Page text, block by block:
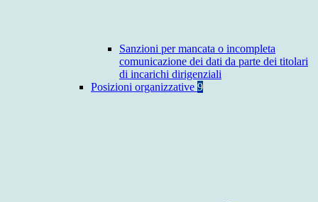
Sanzioni per mancata o incompleta
comunicazione dei dati da parte dei titolari
di incarichi dirigenziali
Posizioni organizzative 9